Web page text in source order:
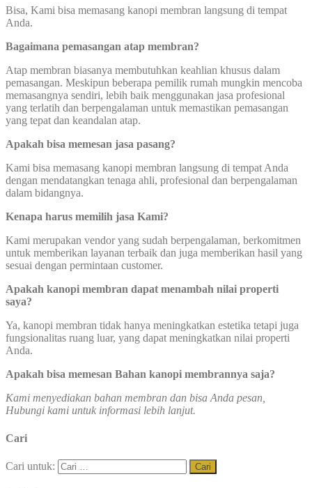
Bisa, Kami bisa memasang kanopi membran langsung di tempat
Anda.
Bagaimana pemasangan atap membran?
Atap membran biasanya membutuhkan keahlian khusus dalam
pemasangan. Meskipun beberapa pemilik rumah mungkin mencoba
memasangnya sendiri, lebih baik menggunakan jasa profesional
yang terlatih dan berpengalaman untuk memastikan pemasangan
yang tepat dan keandalan atap.
Apakah bisa memesan jasa pasang?
Kami bisa memasang kanopi membran langsung di tempat Anda
dengan mendatangkan tenaga ahli, profesional dan berpengalaman
dalam bidangnya.
Kenapa harus memilih jasa Kami?
Kami merupakan vendor yang sudah berpengalaman, berkomitmen
untuk memberikan layanan terbaik dan juga memberikan hasil yang
sesuai dengan permintaan customer.
Apakah kanopi membran dapat menambah nilai properti
saya?
Ya, kanopi membran tidak hanya meningkatkan estetika tetapi juga
fungsionalitas ruang luar, yang dapat meningkatkan nilai properti
Anda.
Apakah bisa memesan Bahan kanopi membrannya saja?
Kami menyediakan bahan membran dan bisa Anda pesan,
Hubungi kami untuk informasi lebih lanjut.
Cari
Cari untuk: